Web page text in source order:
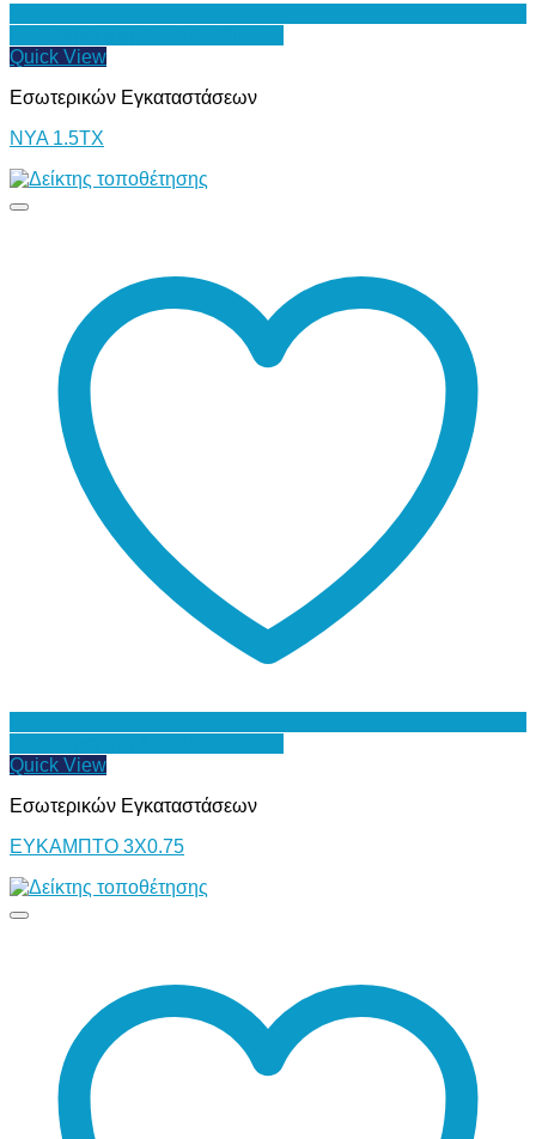
Quick View
Εσωτερικών Εγκαταστάσεων
ΝΥΑ 1.5ΤΧ
Quick View
Εσωτερικών Εγκαταστάσεων
ΕΥΚΑΜΠΤΟ 3Χ0.75